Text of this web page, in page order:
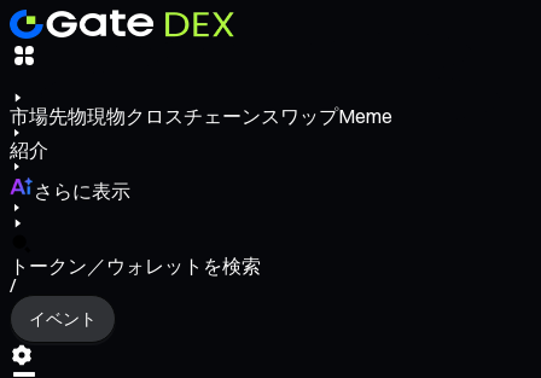
市場先物現物クロスチェーンスワップMeme
紹介
さらに表示
トークン／ウォレットを検索
/
イベント